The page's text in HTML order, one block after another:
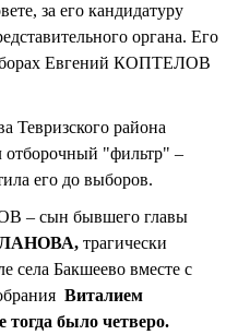
за его кандидатуру
органа. Его
Евгений КОПТЕЛОВ
Тевризского района
"фильтр" –
его до выборов.
– сын бывшего главы
трагически
села Бакшеево вместе с
Виталием
было четверо.